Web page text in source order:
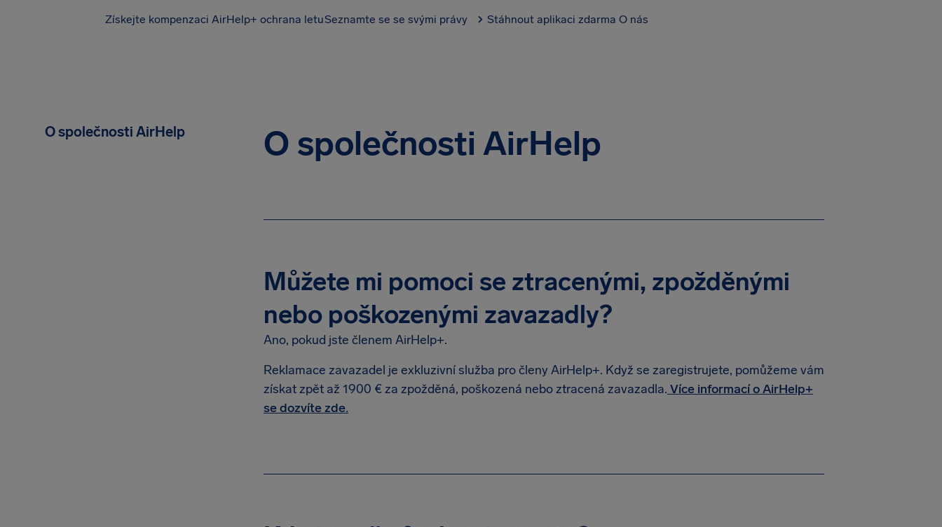
Získejte kompenzaci AirHelp+ ochrana letuSeznamte se se svými právy Stáhnout aplikaci zdarma O nás
O společnosti AirHelp O společnosti AirHelp
Můžete mi pomoci se ztracenými, zpožděnými
nebo poškozenými zavazadly?
Ano, pokud jste členem AirHelp+.
Reklamace zavazadel je exkluzivní služba pro členy AirHelp+. Když se zaregistrujete, pomůžeme vám
získat zpět až 1900 € za zpožděná, poškozená nebo ztracená zavazadla. Více informací o AirHelp+
se dozvíte zde.